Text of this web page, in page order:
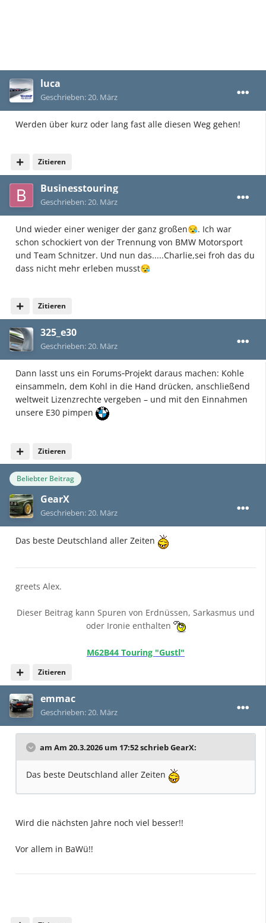
luca
Geschrieben:20. März
Werden über kurz oder lang fast alle diesen Weg gehen!
Zitieren
Businesstouring
Geschrieben:20. März
Und wieder einer weniger der ganz großen😪. Ich war
schon schockiert von der Trennung von BMW Motorsport
und Team Schnitzer. Und nun das.....Charlie,sei froh das du
dass nicht mehr erleben musst😪
Zitieren
325_e30
Geschrieben:20. März
Dann lasst uns ein Forums‑Projekt daraus machen: Kohle
einsammeln, dem Kohl in die Hand drücken, anschließend
weltweit Lizenzrechte vergeben – und mit den Einnahmen
unsere E30 pimpen
Zitieren
Beliebter Beitrag
GearX
Geschrieben:20. März
Das beste Deutschland aller Zeiten
Zitieren
greets Alex.
Dieser Beitrag kann Spuren von Erdnüssen, Sarkasmus und
oder Ironie enthalten
M62B44 Touring "Gustl"
emmac
Geschrieben: 20. März
am Am 20.3.2026 um 17:52 schriebGearX:
Das beste Deutschland aller Zeiten
Wird die nächsten Jahre noch viel besser!!
Vor allem in BaWü!!